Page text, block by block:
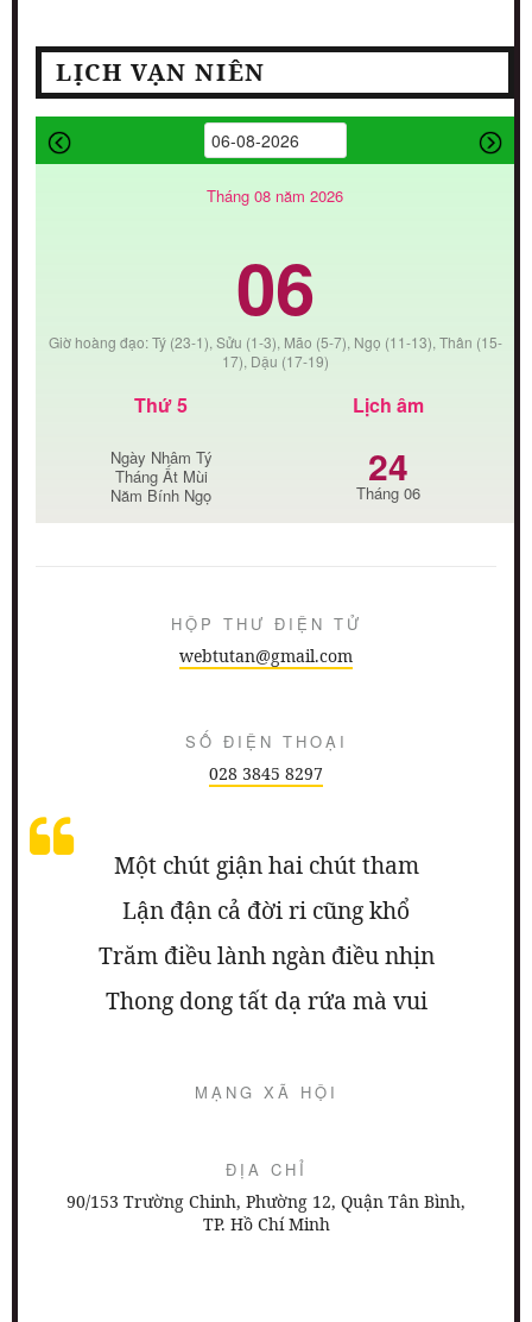
LỊCH VẠN NIÊN
Tháng 08 năm 2026
06
Giờ hoàng đạo: Tý (23-1), Sửu (1-3), Mão (5-7), Ngọ (11-13), Thân (15-
17), Dậu (17-19)
Thứ 5
Ngày Nhâm Tý
Tháng Ất Mùi
Năm Bính Ngọ
Lịch âm
24
Tháng 06
HỘP THƯ ĐIỆN TỬ
webtutan@gmail.com
SỐ ĐIỆN THOẠI
028 3845 8297
Một chút giận hai chút tham
Lận đận cả đời ri cũng khổ
Trăm điều lành ngàn điều nhịn
Thong dong tất dạ rứa mà vui
MẠNG XÃ HỘI
ĐỊA CHỈ
90/153 Trường Chinh, Phường 12, Quận Tân Bình,
TP. Hồ Chí Minh